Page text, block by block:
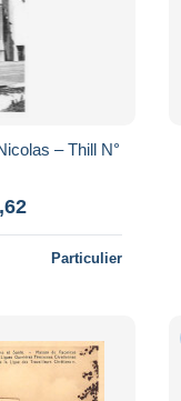
– Thill N°
Particulier